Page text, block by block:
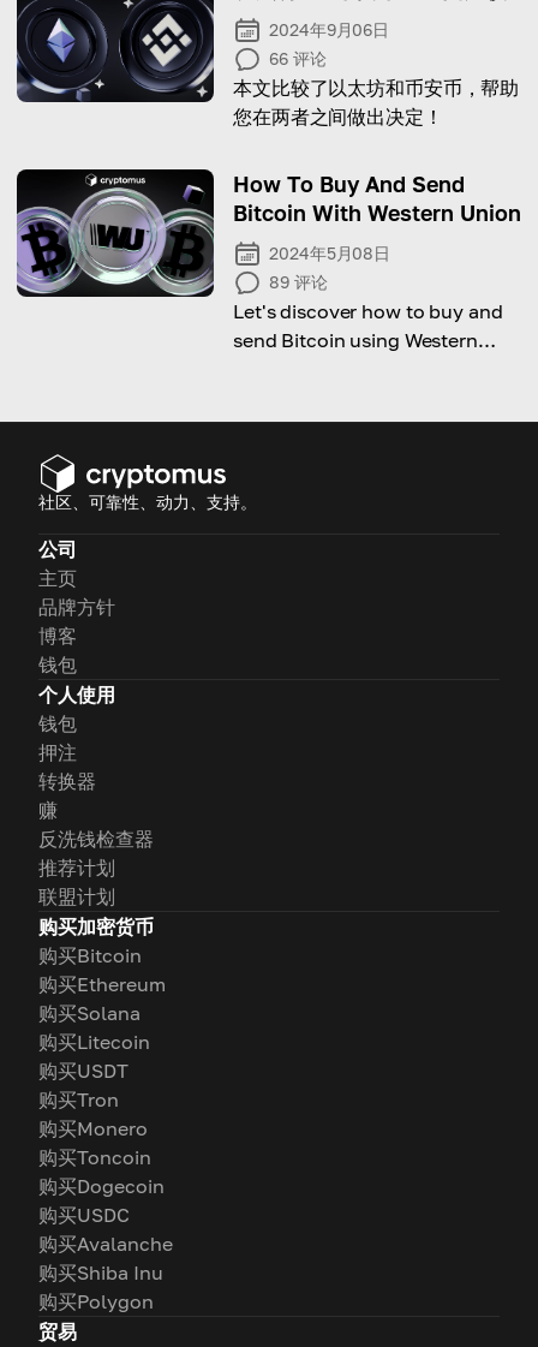
2024年9月06日
66 评论
本文比较了以太坊和币安币，帮助
您在两者之间做出决定！
How To Buy And Send
Bitcoin With Western Union
2024年5月08日
89 评论
Let's discover how to buy and
send Bitcoin using Western
社区、可靠性、动力、支持。
公司
主页
品牌方针
博客
钱包
个人使用
钱包
押注
转换器
赚
反洗钱检查器
推荐计划
联盟计划
购买加密货币
购买Bitcoin
购买Ethereum
购买Solana
购买Litecoin
购买USDT
购买Tron
购买Monero
购买Toncoin
购买Dogecoin
购买USDC
购买Avalanche
购买Shiba Inu
购买Polygon
贸易